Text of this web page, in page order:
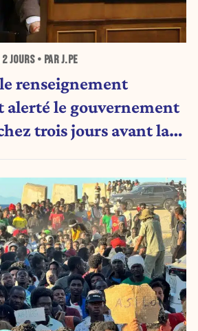
2 JOURS• PAR J.PE
renseignement
le gouvernement
trois jours avant la